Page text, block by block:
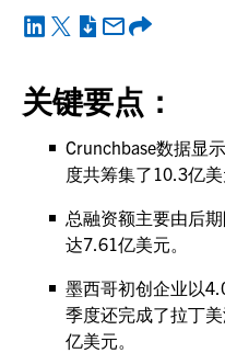
关键要点：
Crunchbase数据显
度共筹集了10.3亿美
总融资额主要由后
达7.61亿美元。
墨西哥初创企业以
季度还完成了拉丁
亿美元。